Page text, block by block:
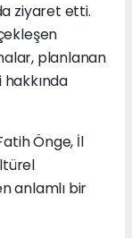
ziyaret etti.
planlanan
Önge, İl
anlamlı bir